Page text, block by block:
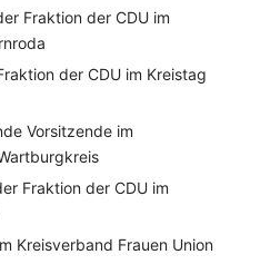
Fraktion der CDU im
der CDU im Kreistag
Vorsitzende im
Fraktion der CDU im
Kreisverband Frauen Union